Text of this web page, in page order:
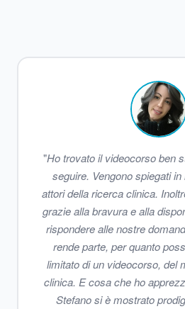
"Ho trovato il videocorso ben
seguire. Vengono spiegati
attori della ricerca clinica.
grazie alla bravura e alla
rispondere alle nostre
rende parte, per quanto
limitato di un videocorso, del
clinica. E cosa che ho
Stefano si è mostrato